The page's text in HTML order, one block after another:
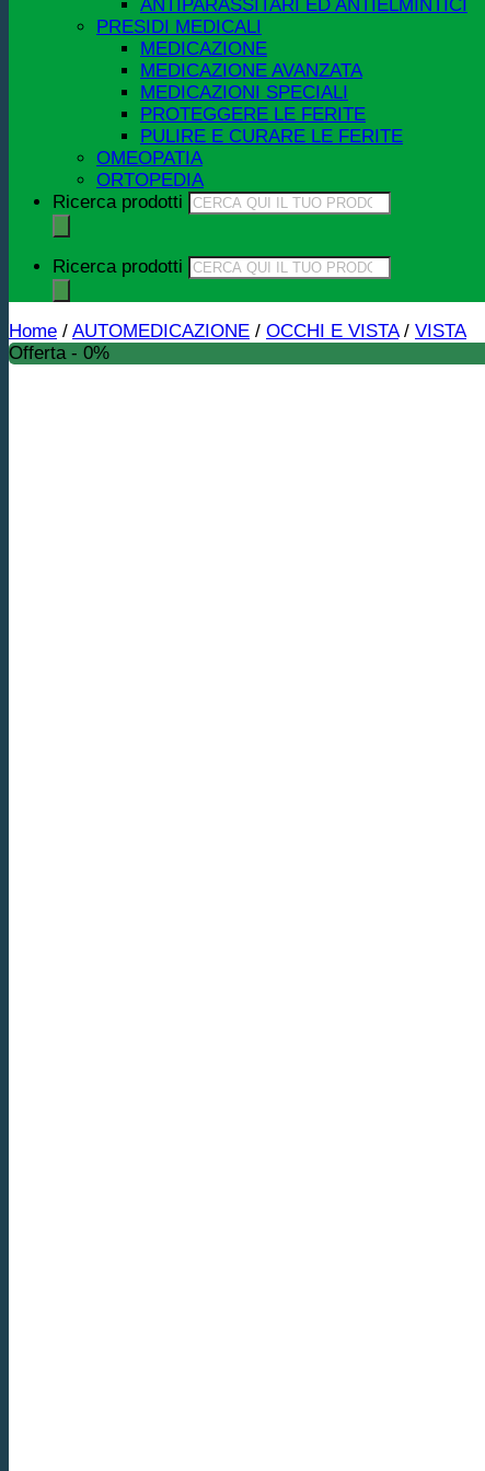
ANTIPARASSITARI ED ANTIELMINTICI
PRESIDI MEDICALI
MEDICAZIONE
MEDICAZIONE AVANZATA
MEDICAZIONI SPECIALI
PROTEGGERE LE FERITE
PULIRE E CURARE LE FERITE
OMEOPATIA
ORTOPEDIA
Ricerca prodotti
Ricerca prodotti
Home / AUTOMEDICAZIONE / OCCHI E VISTA / VISTA
Offerta - 0%